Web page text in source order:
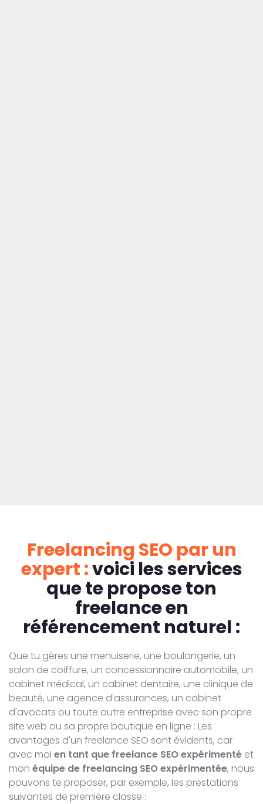
Freelancing SEO par un
expert :voici les services
que te propose ton
freelance en
référencement naturel :
Que tu gères une menuiserie, une boulangerie, un
salon de coiffure, un concessionnaire automobile, un
cabinet médical, un cabinet dentaire, une clinique de
beauté, une agence d'assurances, un cabinet
d'avocats ou toute autre entreprise avec son propre
site web ou sa propre boutique en ligne : Les
avantages d'un freelance SEO sont évidents, car
avec moi en tant que freelance SEO expérimenté et
mon équipe de freelancing SEO expérimentée, nous
pouvons te proposer, par exemple, les prestations
suivantes de première classe :